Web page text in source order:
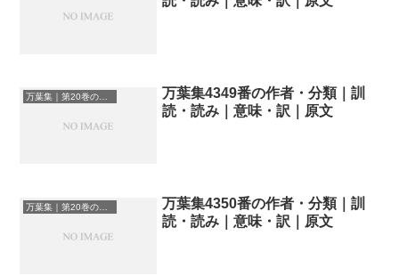
万葉集｜第20巻の和歌一覧
万葉集4349番の作者・分類｜訓
読・読み｜意味・訳｜原文
万葉集｜第20巻の和歌一覧
万葉集4350番の作者・分類｜訓
読・読み｜意味・訳｜原文